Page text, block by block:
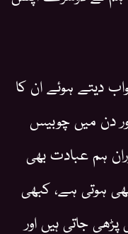
دیتے ہوئے ان کا
دن میں چوبیس
ہم عبادت بھی
ہوتی ہے، کبھی
جاتی ہیں اور